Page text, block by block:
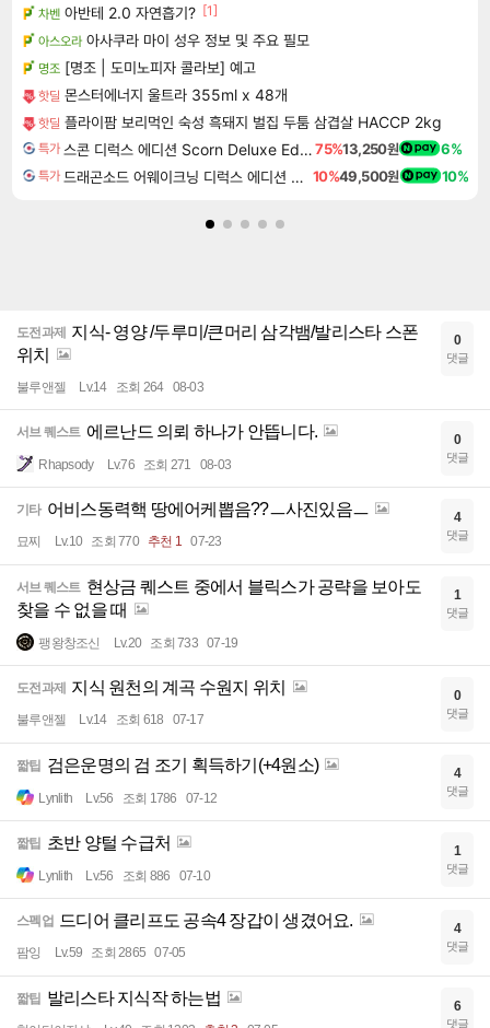
차벤 아반테 2.0 자연흡기? [1]
아스오라 아사쿠라 마이 성우 정보 및 주요 필모
명조 [명조 | 도미노피자 콜라보] 예고
핫딜 몬스터에너지 울트라 355ml x 48개
핫딜 플라이팜 보리먹인 숙성 흑돼지 벌집 두툼 삼겹살 HACCP 2kg
특가 스콘 디럭스 에디션 Scorn Deluxe Edition75%13,250원 6%
특가 드래곤소드 어웨이크닝 디럭스 에디션 DragonSword Awakening Deluxe Edition 10%49,500원 10%
도전과제 지식- 영양 /두루미/큰머리 삼각뱀/발리스타 스폰
위치
불루앤젤 Lv.14 조회 264 08-03
0
댓글
서브 퀘스트 에르난드 의뢰 하나가 안뜹니다.
Rhapsody Lv.76 조회 271 08-03
0
댓글
기타 어비스동력핵 땅에어케뽑음??ㅡ사진있음ㅡ
묘찌 Lv.10 조회 770 추천 1 07-23
4
댓글
서브 퀘스트 현상금 퀘스트 중에서 블릭스가 공략을 보아도
찾을 수 없을 때
팽왕창조신 Lv.20 조회 733 07-19
1
댓글
도전과제 지식 원천의 계곡 수원지 위치
불루앤젤 Lv.14 조회 618 07-17
0
댓글
짧팁 검은운명의 검 조기 획득하기(+4원소)
Lynlith Lv.56 조회 1786 07-12
4
댓글
짧팁 초반 양털 수급처
Lynlith Lv.56 조회 886 07-10
1
댓글
스펙업 드디어 클리프도 공속4 장갑이 생겼어요.
팜잉 Lv.59 조회 2865 07-05
4
댓글
짧팁 발리스타 지식작 하는법 6
댓글